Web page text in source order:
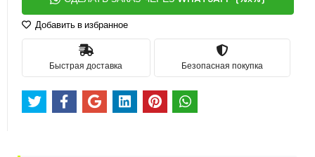
Добавить в избранное
Быстрая доставка Безопасная покупка